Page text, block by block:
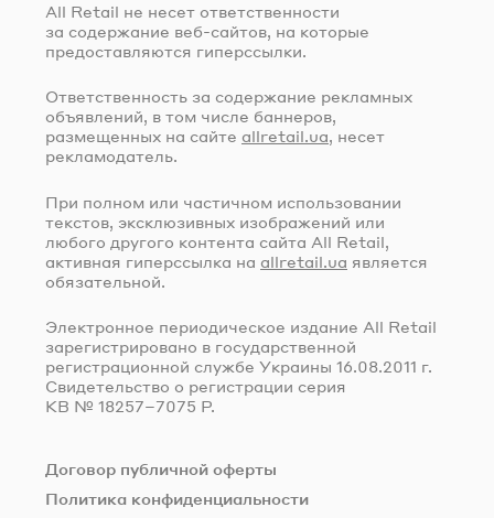
All Retail не несет ответственности
за содержание веб-сайтов, на которые
предоставляются гиперссылки.
Ответственность за содержание рекламных
объявлений, в том числе баннеров,
размещенных на сайте allretail.ua, несет
рекламодатель.
При полном или частичном использовании
текстов, эксклюзивных изображений или
любого другого контента сайта All Retail,
активная гиперссылка на allretail.ua является
обязательной.
Электронное периодическое издание All Retail
зарегистрировано в государственной
регистрационной службе Украины 16.08.2011 г.
Свидетельство о регистрации серия
КВ № 18257–7075 Р.
Договор публичной оферты
Политика конфиденциальности